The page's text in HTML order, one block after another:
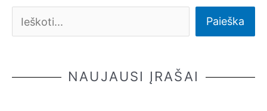
Paieška
NAUJAUSI ĮRAŠAI